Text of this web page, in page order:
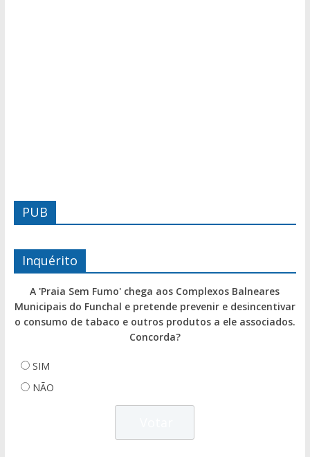
PUB
Inquérito
A 'Praia Sem Fumo' chega aos Complexos Balneares
Municipais do Funchal e pretende prevenir e desincentivar
o consumo de tabaco e outros produtos a ele associados.
Concorda?
SIM
NÃO